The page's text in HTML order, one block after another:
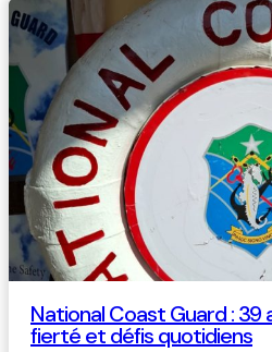
National Coast Guard :
fierté et défis quotidiens